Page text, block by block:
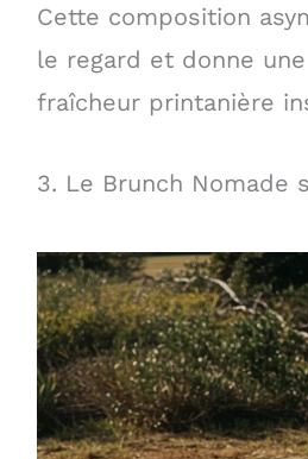
Cette composition
le regard et donne
fraîcheur printanière
3. Le Brunch Nomade